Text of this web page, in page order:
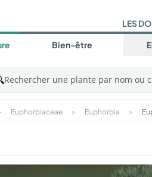
LES
Bien-être
Rechercher une plante par nom ou
Euphorbiaceae > Euphorbia >